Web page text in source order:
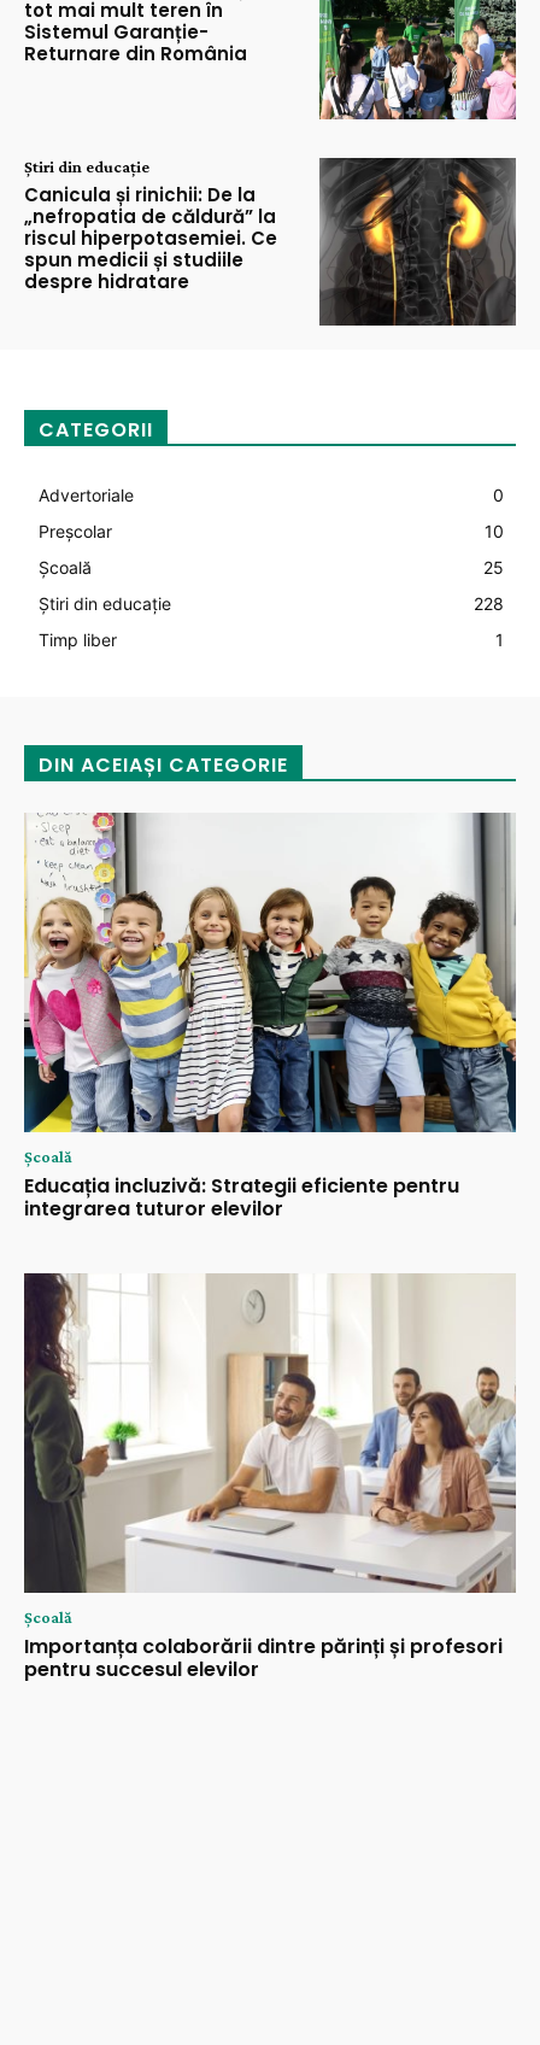
tot mai mult teren în
Sistemul Garanție-
Returnare din România
Știri din educație
Canicula și rinichii: De la
„nefropatia de căldură” la
riscul hiperpotasemiei. Ce
spun medicii și studiile
despre hidratare
CATEGORII
Advertoriale
0
Preșcolar
10
Şcoală
25
Știri din educație
228
Timp liber
1
DIN ACEIAȘI CATEGORIE
Şcoală
Educația incluzivă: Strategii eficiente pentru
integrarea tuturor elevilor
Şcoală
Importanța colaborării dintre părinți și profesori
pentru succesul elevilor